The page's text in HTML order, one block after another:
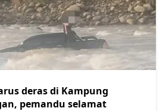
deras di Kampung
pemandu selamat